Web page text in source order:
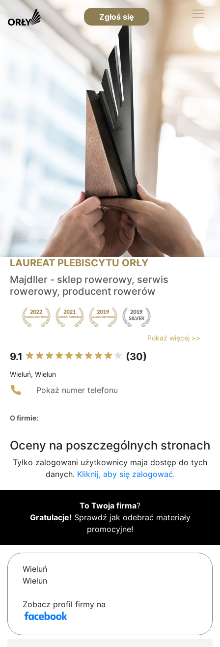
Zgłoś się
LAUREAT PLEBISCYTU ORŁY
Majdller - sklep rowerowy, serwis
rowerowy, producent rowerów
Pokaż więcej >>
9.1 (30)
Wieluń, Wielun
Pokaż numer telefonu
O firmie:
Oceny na poszczególnych stronach
Tylko zalogowani użytkownicy maja dostęp do tych
danych. Kliknij, aby się zalogować.
To Twoja firma?
Gratulacje! Sprawdź jak odebrać materiały
promocyjne!
Wieluń
Wielun
Zobacz profil firmy na